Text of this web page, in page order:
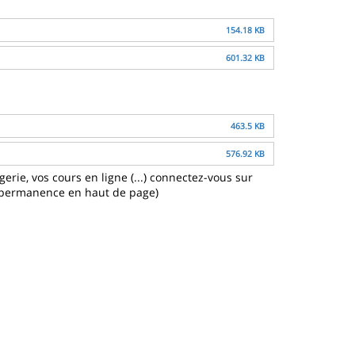
154.18 KB
601.32 KB
463.5 KB
576.92 KB
vos cours en ligne (...) connectez-vous sur
en haut de page)